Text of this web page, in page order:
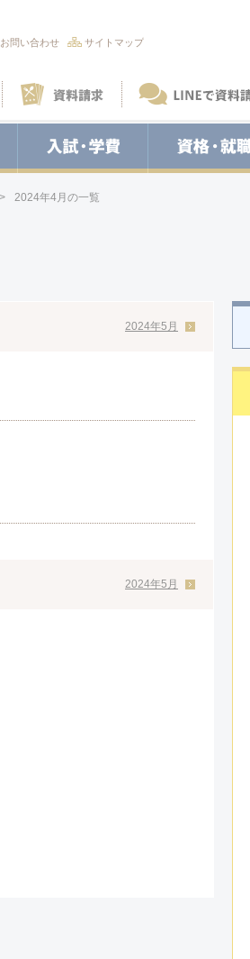
お問い合わせ サイトマップ
2024年4月の一覧
2024年5月
2024年5月